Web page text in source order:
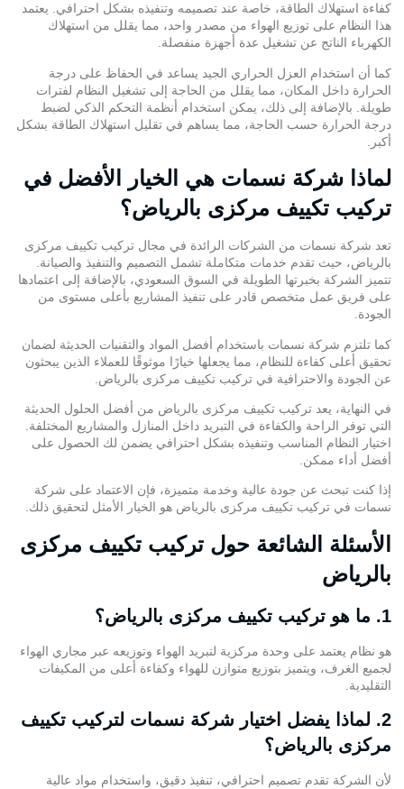
كفاءة استهلاك الطاقة، خاصة عند تصميمه وتنفيذه بشكل احترافي. يعتمد
هذا النظام على توزيع الهواء من مصدر واحد، مما يقلل من استهلاك
الكهرباء الناتج عن تشغيل عدة أجهزة منفصلة.
كما أن استخدام العزل الحراري الجيد يساعد في الحفاظ على درجة
الحرارة داخل المكان، مما يقلل من الحاجة إلى تشغيل النظام لفترات
طويلة. بالإضافة إلى ذلك، يمكن استخدام أنظمة التحكم الذكي لضبط
درجة الحرارة حسب الحاجة، مما يساهم في تقليل استهلاك الطاقة بشكل
أكبر.
لماذا شركة نسمات هي الخيار الأفضل في
تركيب تكييف مركزى بالرياض؟
تعد شركة نسمات من الشركات الرائدة في مجال تركيب تكييف مركزى
بالرياض، حيث تقدم خدمات متكاملة تشمل التصميم والتنفيذ والصيانة.
تتميز الشركة بخبرتها الطويلة في السوق السعودي، بالإضافة إلى اعتمادها
على فريق عمل متخصص قادر على تنفيذ المشاريع بأعلى مستوى من
الجودة.
كما تلتزم شركة نسمات باستخدام أفضل المواد والتقنيات الحديثة لضمان
تحقيق أعلى كفاءة للنظام، مما يجعلها خيارًا موثوقًا للعملاء الذين يبحثون
عن الجودة والاحترافية في تركيب تكييف مركزى بالرياض.
في النهاية، يعد تركيب تكييف مركزى بالرياض من أفضل الحلول الحديثة
التي توفر الراحة والكفاءة في التبريد داخل المنازل والمشاريع المختلفة.
اختيار النظام المناسب وتنفيذه بشكل احترافي يضمن لك الحصول على
أفضل أداء ممكن.
إذا كنت تبحث عن جودة عالية وخدمة متميزة، فإن الاعتماد على شركة
نسمات في تركيب تكييف مركزى بالرياض هو الخيار الأمثل لتحقيق ذلك.
الأسئلة الشائعة حول تركيب تكييف مركزى
بالرياض
1. ما هو تركيب تكييف مركزى بالرياض؟
هو نظام يعتمد على وحدة مركزية لتبريد الهواء وتوزيعه عبر مجاري الهواء
لجميع الغرف، ويتميز بتوزيع متوازن للهواء وكفاءة أعلى من المكيفات
التقليدية.
2. لماذا يفضل اختيار شركة نسمات لتركيب تكييف
مركزى بالرياض؟
لأن الشركة تقدم تصميم احترافي، تنفيذ دقيق، واستخدام مواد عالية